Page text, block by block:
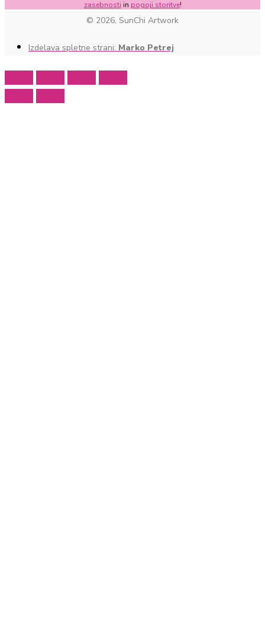
zasebnosti in pogoji storitve!
© 2026, SunChi Artwork
Izdelava spletne strani: Marko Petrej